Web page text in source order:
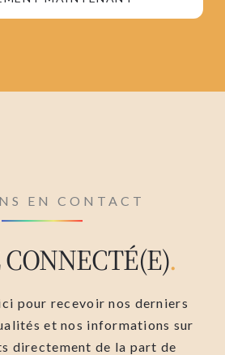
EN CONTACT
.
pour recevoir nos derniers
et nos informations sur
directement de la part de